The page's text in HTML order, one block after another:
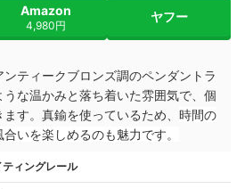
Amazon
4,980円
ヤフー
ティークブロンズ調のペンダントラ
な温かみと落ち着いた雰囲気で、個
す。真鍮を使っているため、 時間の
いを楽しめるのも魅力です。
ティングレール